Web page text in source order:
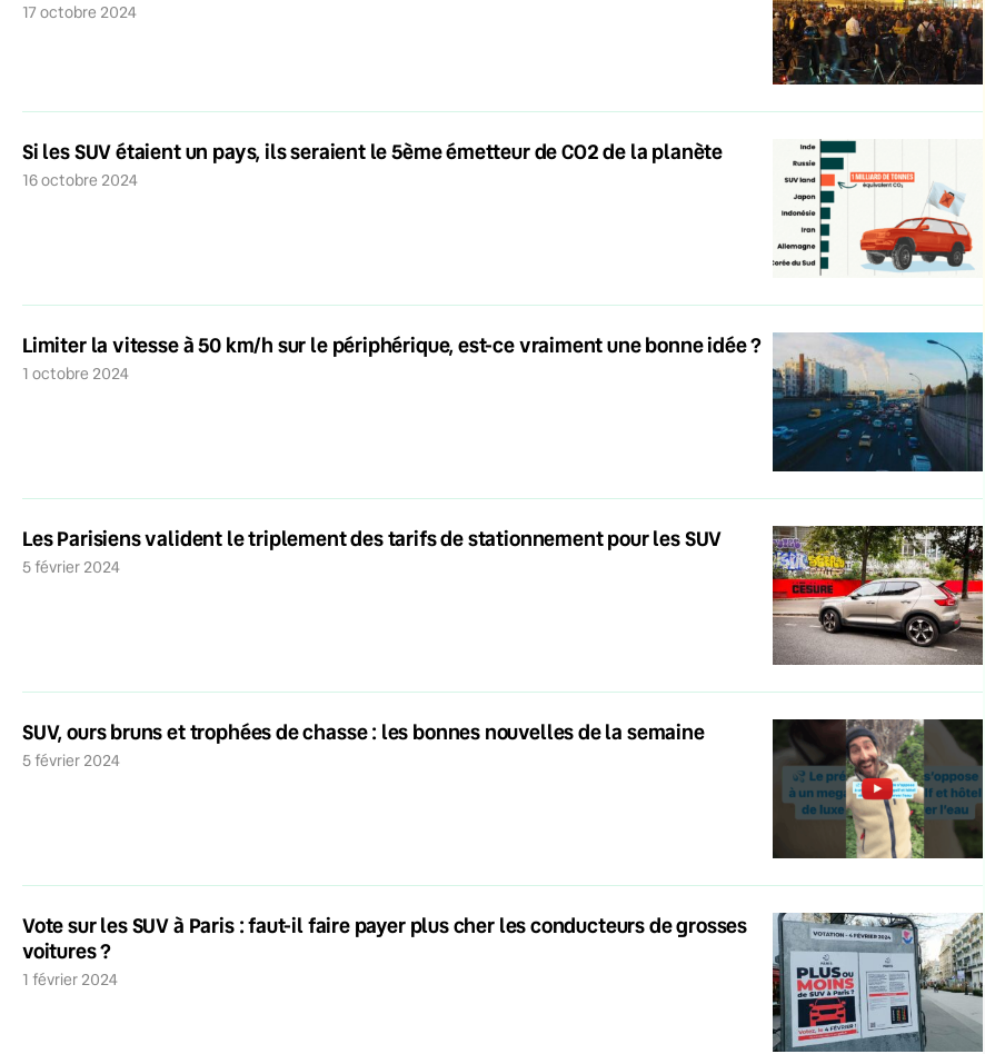
17 octobre 2024
Si les SUV étaient un pays, ils seraient le 5ème émetteur de CO2 de la planète
16 octobre 2024
Limiter la vitesse à 50 km/h sur le périphérique, est-ce vraiment une bonne idée ?
1 octobre 2024
Les Parisiens valident le triplement des tarifs de stationnement pour les SUV
5 février 2024
SUV, ours bruns et trophées de chasse : les bonnes nouvelles de la semaine
5 février 2024
Vote sur les SUV à Paris : faut-il faire payer plus cher les conducteurs de grosses
voitures ?
1 février 2024